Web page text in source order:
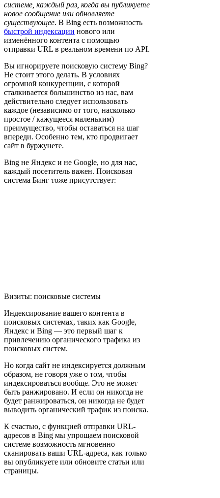
системе, каждый раз, когда вы публикуете
новое сообщение или обновляете
существующее. В Bing есть возможность
быстрой индексации нового или
изменённого контента с помощью
отправки URL в реальном времени по API.
Вы игнорируете поисковую систему Bing?
Не стоит этого делать. В условиях
огромной конкуренции, с которой
сталкивается большинство из нас, вам
действительно следует использовать
каждое (независимо от того, насколько
простое / кажущееся маленьким)
преимущество, чтобы оставаться на шаг
впереди. Особенно тем, кто продвигает
сайт в буржунете.
Bing не Яндекс и не Google, но для нас,
каждый посетитель важен. Поисковая
система Бинг тоже присутствует:
Визиты: поисковые системы
Индексирование вашего контента в
поисковых системах, таких как Google,
Яндекс и Bing — это первый шаг к
привлечению органического трафика из
поисковых систем.
Но когда сайт не индексируется должным
образом, не говоря уже о том, чтобы
индексироваться вообще. Это не может
быть ранжировано. И если он никогда не
будет ранжироваться, он никогда не будет
выводить органический трафик из поиска.
К счастью, с функцией отправки URL-
адресов в Bing мы упрощаем поисковой
системе возможность мгновенно
сканировать ваши URL-адреса, как только
вы опубликуете или обновите статьи или
страницы.